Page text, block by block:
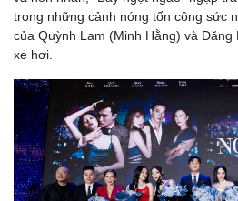
trong những cảnh nóng tốn công sức
của Quỳnh Lam (Minh Hằng) và
xe hơi.